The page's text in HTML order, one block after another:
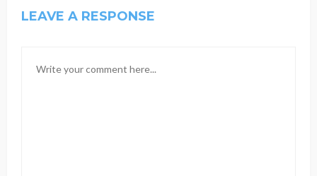
LEAVE A RESPONSE